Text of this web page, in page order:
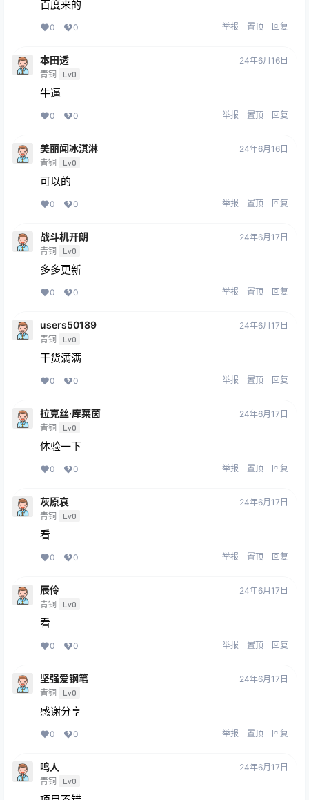
百度来的
0 0 举报 置顶 回复
本田透
青铜 Lv0
24年6月16日
牛逼
0 0 举报 置顶 回复
美丽闻冰淇淋
青铜 Lv0
24年6月16日
可以的
0 0 举报 置顶 回复
战斗机开朗
青铜 Lv0
24年6月17日
多多更新
0 0 举报 置顶 回复
users50189
青铜 Lv0
24年6月17日
干货满满
0 0 举报 置顶 回复
拉克丝·库莱茵
青铜 Lv0
24年6月17日
体验一下
0 0 举报 置顶 回复
灰原哀
青铜 Lv0
24年6月17日
看
0 0 举报 置顶 回复
辰伶
青铜 Lv0
24年6月17日
看
0 0 举报 置顶 回复
坚强爱钢笔
青铜 Lv0
24年6月17日
感谢分享
0 0 举报 置顶 回复
鸣人
青铜 Lv0
24年6月17日